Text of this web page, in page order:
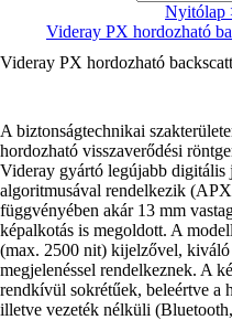
Nyitólap
Videray PX hordozható
Videray PX hordozható
A biztonságtechnikai
hordozható visszaverődési
Videray gyártó legújabb
algoritmusával rendelkezik
függvényében akár 13 mm
képalkotás is megoldott. A
(max. 2500 nit) kijelzővel, kiváló
megjelenéssel rendelkeznek. A
rendkívül sokrétűek, beleértve
illetve vezeték nélküli